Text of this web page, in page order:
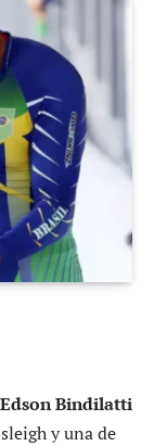
Edson Bindilatti
y una de